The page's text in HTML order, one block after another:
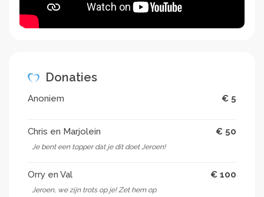
Donaties
Anoniem € 5
Chris en Marjolein € 50
Je bent een topper dat je dit doet Jeroen!
Orry en Val € 100
Jeroen, we zijn trots op je! Zet hem op